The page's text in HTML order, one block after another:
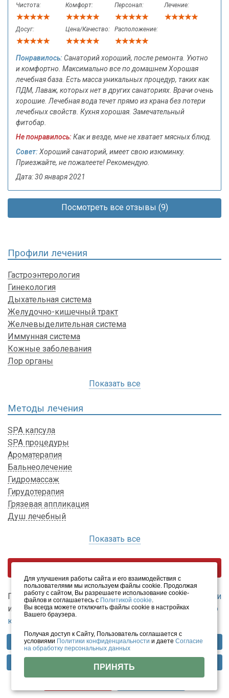
Профили лечения Фотогалерея Отзывы
Чистота: Комфорт: Персонал: Лечение:
Досуг: Цена/Качество: Расположение:
Понравилось: Санаторий хороший, после ремонта. Уютно
и комфортно. Максимально все по домашнем Хорошая
лечебная база. Есть масса уникальных процедур, таких как
ПДМ, Лаваж, которых нет в других санаториях. Врачи очень
хорошие. Лечебная вода течет прямо из крана без потери
лечебных свойств. Кухня хорошая. Замечательный
фитобар.
Не понравилось: Как и везде, мне не хватает мясных блюд.
Совет: Хороший санаторий, имеет свою изюминку.
Приезжайте, не пожалеете! Рекомендую.
Дата: 30 января 2021
Посмотреть все отзывы (9)
Профили лечения
Гастроэнтерология
Гинекология
Дыхательная система
Желудочно-кишечный тракт
Желчевыделительная система
Иммунная система
Кожные заболевания
Лор органы
Показать все
Методы лечения
SPA капсула
SPA процедуры
Ароматерапия
Бальнеолечение
Гидромассаж
Гирудотерапия
Грязевая аппликация
Душ лечебный
Показать все
Познакомьтесь с другими предложениямиБелокурихи
или рассмотрите все варианты санаториевАлтайского
края
Похожие объекты
Для улучшения работы сайта и его взаимодействия с
пользователями мы используем файлы cookie. Продолжая
работу с сайтом, Вы разрешаете использование cookie-
файлов и соглашаетесь с Политикой cookie.
Вы всегда можете отключить файлы cookie в настройках
Вашего браузера.
Получая доступ к Сайту, Пользователь соглашается с
условиями Политики конфиденциальности и даетеСогласие
на обработку персональных данных
ПРИНЯТЬ